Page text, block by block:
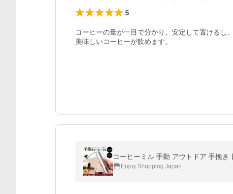
5
コーヒーの量が一目で分かり、安定して置けるし
美味しいコーヒーが飲めます。
コーヒーミル 手動 アウトドア 手挽
Enjoy Shopping Japan